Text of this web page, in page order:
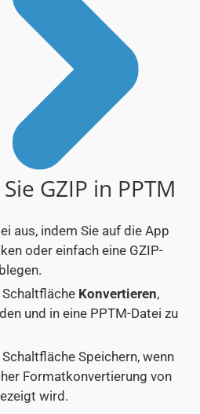
GZIP in PPTM
aus, indem Sie auf die App
oder einfach eine GZIP-
Konvertieren,
und in eine PPTM-Datei zu
Speichern, wenn
Formatkonvertierung von
wird.